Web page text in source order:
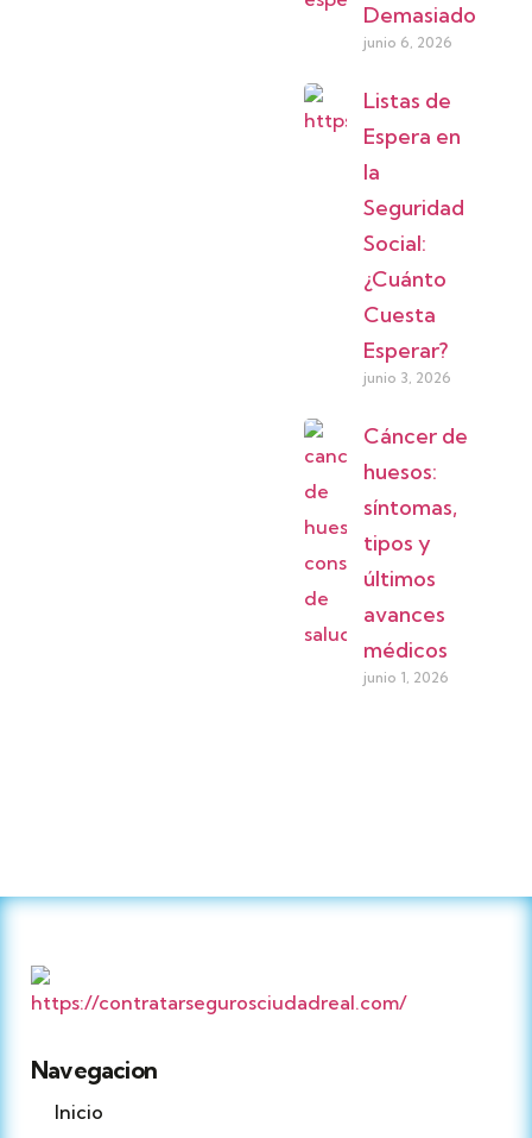
Demasiado
junio 6, 2026
Listas de
Espera en
la
Seguridad
Social:
¿Cuánto
Cuesta
Esperar?
junio 3, 2026
Cáncer de
huesos:
síntomas,
tipos y
últimos
avances
médicos
junio 1, 2026
Navegacion
Inicio